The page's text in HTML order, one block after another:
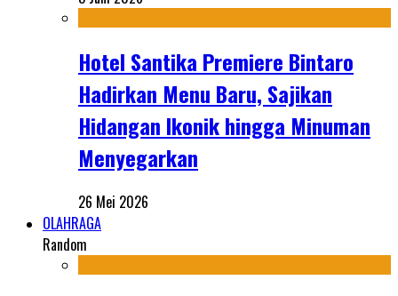
Hotel Santika Premiere Bintaro
Hadirkan Menu Baru, Sajikan
Hidangan Ikonik hingga Minuman
Menyegarkan
26 Mei 2026
OLAHRAGA
Random